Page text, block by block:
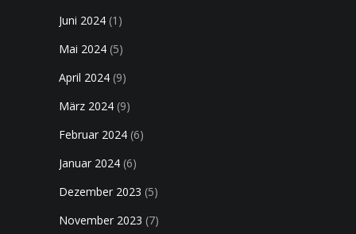
Juni 2024 (1)
Mai 2024 (5)
April 2024 (9)
März 2024 (9)
Februar 2024 (6)
Januar 2024 (6)
Dezember 2023 (5)
November 2023 (7)